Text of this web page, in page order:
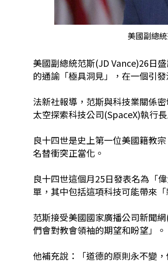
美國副總
美國副總統范斯(JD Vance)26日
的通諭「極具洞見」，在一個引
法新社報導，范斯與科技業關係
太空探索科技公司(SpaceX)執行
良十四世是史上第一位美國籍教
名替衝突正當化。
良十四世這個月25日發表名為「
單，其中包括這項科技可能帶來
范斯接受美國國家廣播公司新聞
們會對教會領袖的期望和盼望」。
他補充說：「道德的原則永不變